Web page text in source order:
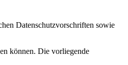
Datenschutzvorschriften sowie
können. Die vorliegende